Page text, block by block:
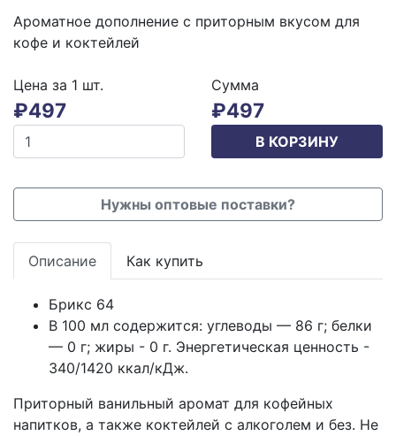
Ароматное дополнение с приторным вкусом для
кофе и коктейлей
Цена за 1 шт.
₽497
Сумма
₽497
В КОРЗИНУ
Нужны оптовые поставки?
Описание Как купить
Брикс 64
В 100 мл содержится: углеводы — 86 г; белки
— 0 г; жиры - 0 г. Энергетическая ценность -
340/1420 ккал/кДж.
Приторный ванильный аромат для кофейных
напитков, а также коктейлей с алкоголем и без. Не